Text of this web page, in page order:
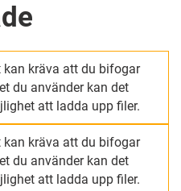
kan kräva att du bifogar
du använder kan det
att ladda upp filer.
kan kräva att du bifogar
du använder kan det
att ladda upp filer.